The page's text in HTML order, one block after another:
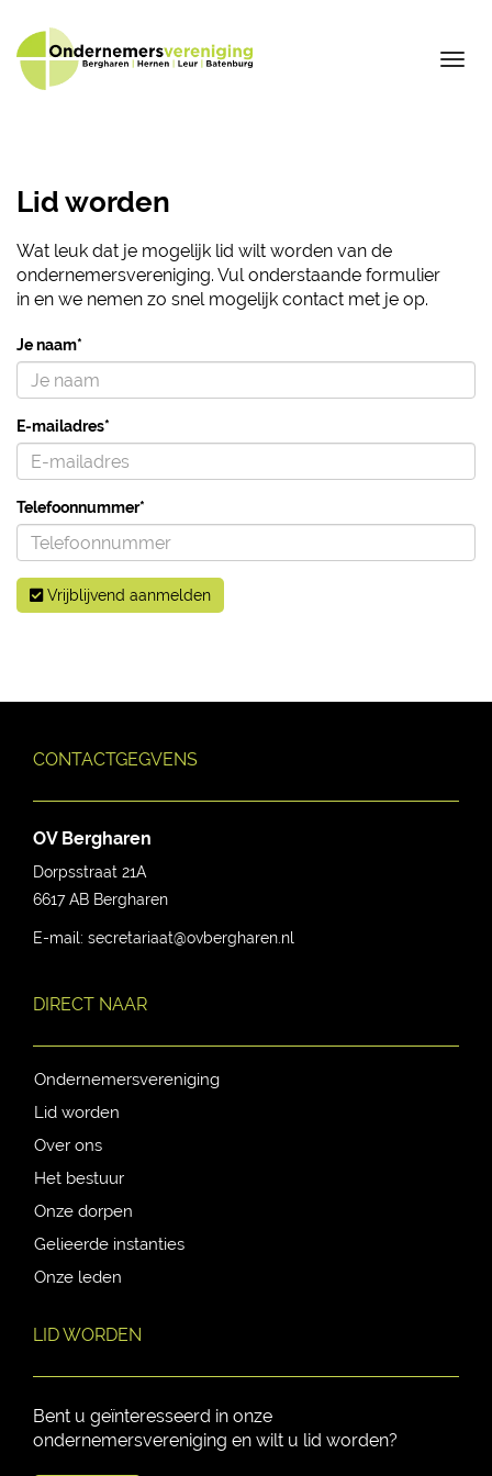
Lid worden
Wat leuk dat je mogelijk lid wilt worden van de
ondernemersvereniging. Vul onderstaande formulier
in en we nemen zo snel mogelijk contact met je op.
Je naam*
E-mailadres*
Telefoonnummer*
Vrijblijvend aanmelden
CONTACTGEGVENS
OV Bergharen
Dorpsstraat 21A
6617 AB Bergharen
E-mail: secretariaat@ovbergharen.nl
DIRECT NAAR
Ondernemersvereniging
Lid worden
Over ons
Het bestuur
Onze dorpen
Gelieerde instanties
Onze leden
LID WORDEN
Bent u geïnteresseerd in onze
ondernemersvereniging en wilt u lid worden?